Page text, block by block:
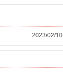
2023/02/